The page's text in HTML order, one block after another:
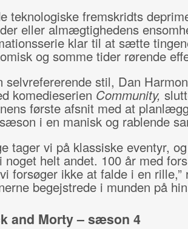
teknologiske fremskridts
eller almægtighedens
klar til at sætte
og somme tider rørende
selvrefererende stil, Dan
komedieserien Community,
første afsnit med at
i en manisk og rablende
tager vi på klassiske eventyr,
noget helt andet. 100 år med
forsøger ikke at falde i en rille,”
begejstrede i munden på
and Morty – sæson 4